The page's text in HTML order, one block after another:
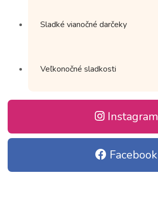
Sladké vianočné darčeky
Veľkonočné sladkosti
Instagram
Facebook